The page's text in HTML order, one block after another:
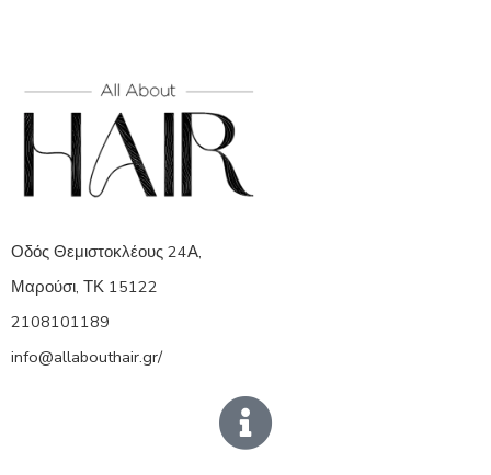
Οδός Θεμιστοκλέους 24Α,
Μαρούσι, ΤΚ 15122
2108101189
info@allabouthair.gr/